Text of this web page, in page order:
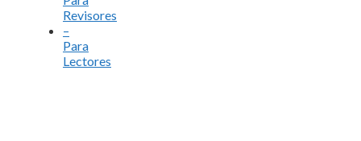
Revisores
–
Para
Lectores